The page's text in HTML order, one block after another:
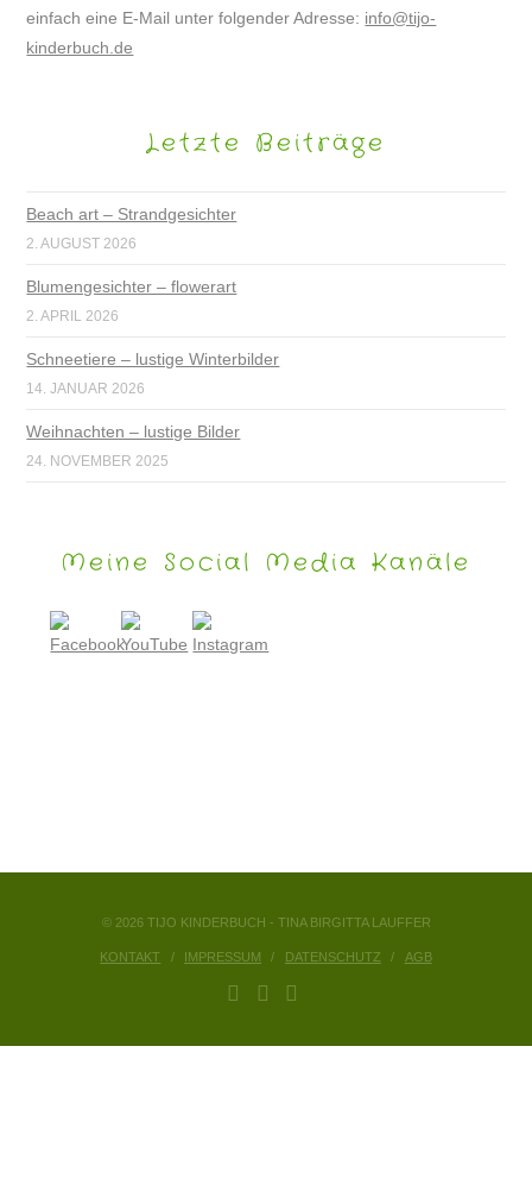
einfach eine E-Mail unter folgender Adresse: info@tijo-
kinderbuch.de
Letzte Beiträge
Beach art – Strandgesichter
2. AUGUST 2026
Blumengesichter – flowerart
2. APRIL 2026
Schneetiere – lustige Winterbilder
14. JANUAR 2026
Weihnachten – lustige Bilder
24. NOVEMBER 2025
Meine Social Media Kanäle
© 2026 TIJO KINDERBUCH - TINA BIRGITTA LAUFFER
KONTAKT IMPRESSUM DATENSCHUTZ AGB